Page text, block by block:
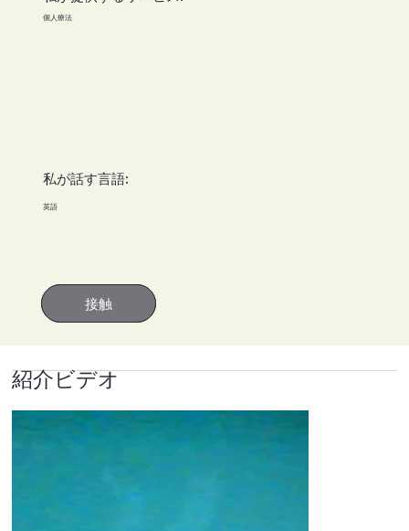
接触
個人療法
英語
私が話す言語:
接触
紹介ビデオ